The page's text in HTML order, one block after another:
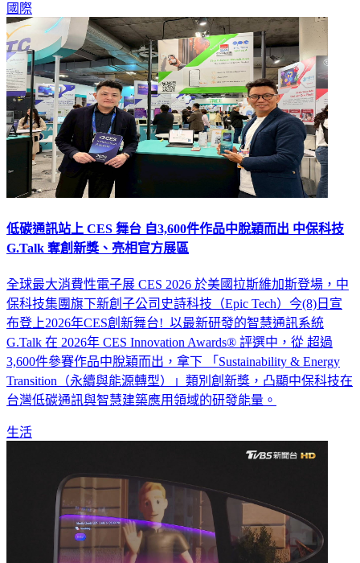
國際
低碳通訊站上 CES 舞台 自3,600件作品中脫穎而出 中保科技
G.Talk 奪創新獎、亮相官方展區
全球最大消費性電子展 CES 2026 於美國拉斯維加斯登場，中
保科技集團旗下新創子公司史詩科技（Epic Tech）今(8)日宣
布登上2026年CES創新舞台! 以最新研發的智慧通訊系統
G.Talk 在 2026年 CES Innovation Awards® 評選中，從 超過
3,600件參賽作品中脫穎而出，拿下 「Sustainability & Energy
Transition（永續與能源轉型）」類別創新獎，凸顯中保科技在
台灣低碳通訊與智慧建築應用領域的研發能量。
生活